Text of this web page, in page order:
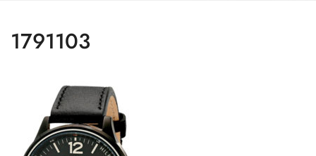
1791103